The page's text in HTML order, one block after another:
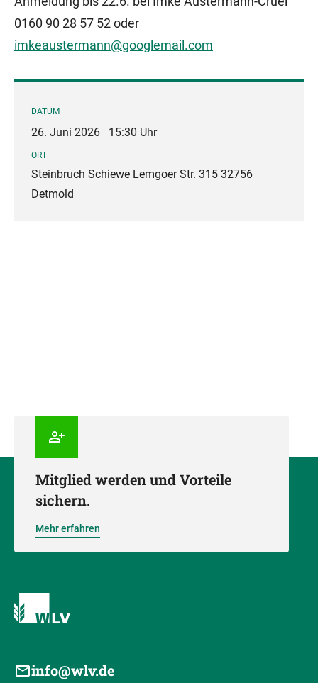
0160 90 28 57 52 oder
imkeaustermann@googlemail.com
DATUM
26. Juni 2026 15:30 Uhr
ORT
Steinbruch Schiewe Lemgoer Str. 315 32756
Detmold
Mitglied werden und Vorteile
sichern.
Mehr erfahren
info@wlv.de